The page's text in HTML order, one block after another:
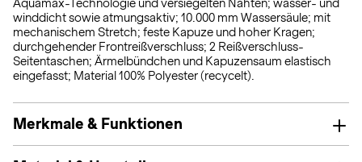
Aquamax-Technologie und versiegelten Nähten; wasser- und
winddicht sowie atmungsaktiv; 10.000 mm Wassersäule; mit
mechanischem Stretch; feste Kapuze und hoher Kragen;
durchgehender Frontreißverschluss; 2 Reißverschluss-
Seitentaschen; Ärmelbündchen und Kapuzensaum elastisch
eingefasst; Material 100% Polyester (recycelt).
Merkmale & Funktionen